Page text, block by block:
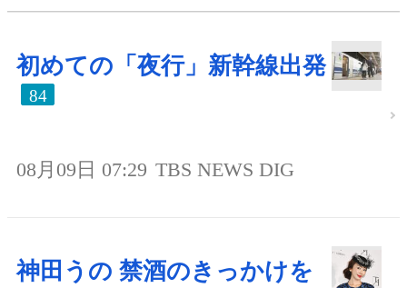
初めての「夜行」新幹線出発
84
08月09日 07:29 TBS NEWS DIG
神田うの 禁酒のきっかけを